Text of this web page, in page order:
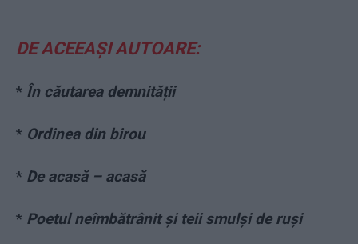
DE ACEEAȘI AUTOARE:
* În căutarea demnității
* Ordinea din birou
* De acasă – acasă
* Poetul neîmbătrânit și teii smulși de ruși